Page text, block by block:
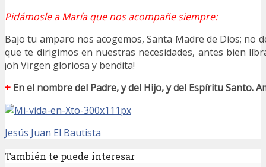
Pidámosle a María que nos acompañe siempre:
Bajo tu amparo nos acogemos, Santa Madre de Dios; no
que te dirigimos en nuestras necesidades, antes bien
¡oh Virgen gloriosa y bendita!
+ En el nombre del Padre, y del Hijo, y del Espíritu Santo.
Jesús Juan El Bautista
También te puede interesar